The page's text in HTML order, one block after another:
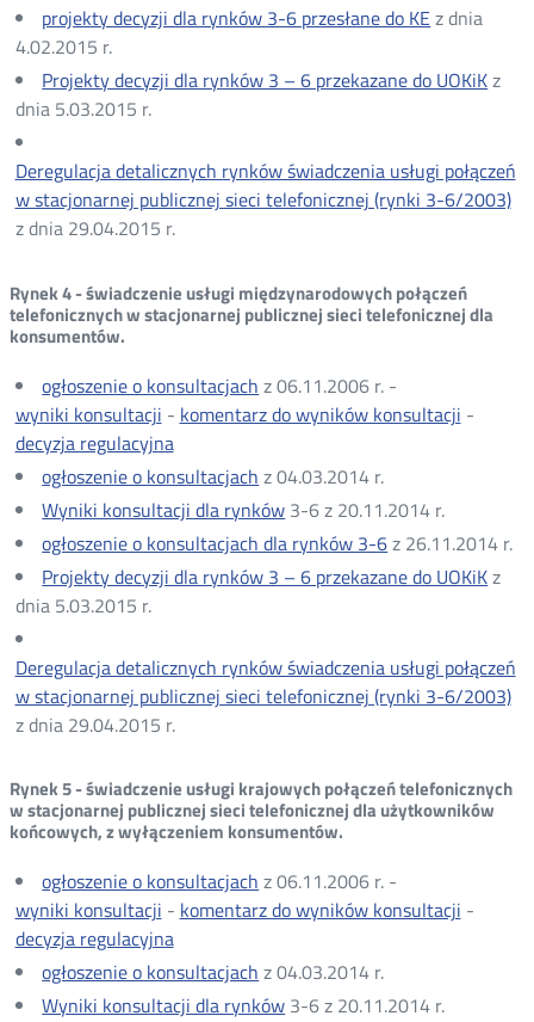
projekty decyzji dla rynków 3-6 przesłane do KE z dnia
4.02.2015 r.
Projekty decyzji dla rynków 3 – 6 przekazane do UOKiKz
dnia 5.03.2015 r.
Deregulacja detalicznych rynków świadczenia usługi połączeń
w stacjonarnej publicznej sieci telefonicznej (rynki 3-6/2003)
z dnia 29.04.2015 r.
Rynek 4 - świadczenie usługi międzynarodowych połączeń
telefonicznych w stacjonarnej publicznej sieci telefonicznej dla
konsumentów.
ogłoszenie o konsultacjach z 06.11.2006 r. -
wyniki konsultacji - komentarz do wyników konsultacji -
decyzja regulacyjna
ogłoszenie o konsultacjach z 04.03.2014 r.
Wyniki konsultacji dla rynków 3-6 z 20.11.2014 r.
ogłoszenie o konsultacjach dla rynków 3-6z 26.11.2014 r.
Projekty decyzji dla rynków 3 – 6 przekazane do UOKiKz
dnia 5.03.2015 r.
Deregulacja detalicznych rynków świadczenia usługi połączeń
w stacjonarnej publicznej sieci telefonicznej (rynki 3-6/2003)
z dnia 29.04.2015 r.
Rynek 5 - świadczenie usługi krajowych połączeń telefonicznych
w stacjonarnej publicznej sieci telefonicznej dla użytkowników
końcowych, z wyłączeniem konsumentów.
ogłoszenie o konsultacjach z 06.11.2006 r. -
wyniki konsultacji - komentarz do wyników konsultacji -
decyzja regulacyjna
ogłoszenie o konsultacjach z 04.03.2014 r.
Wyniki konsultacji dla rynków 3-6 z 20.11.2014 r.